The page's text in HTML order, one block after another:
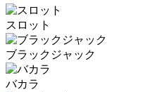
スロット
ブラックジャック
バカラ